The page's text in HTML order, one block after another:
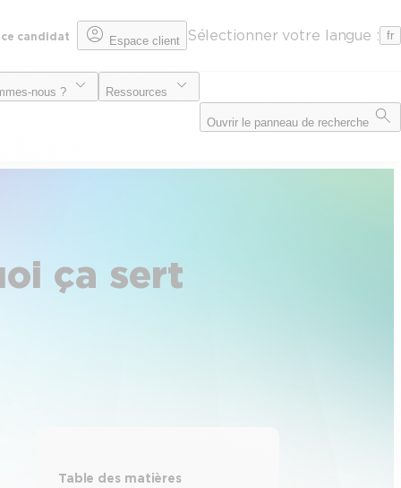
candidat Espace client Sélectionner votre langue : fr
nous ? Ressources
Ouvrir le panneau de recherche
ça sert
Table des matières